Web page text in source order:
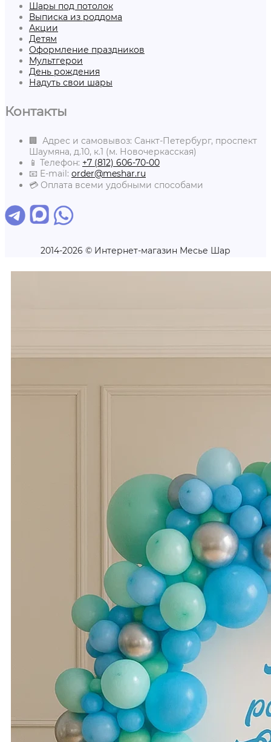
Шары под потолок
Выписка из роддома
Акции
Детям
Оформление праздников
Мультгерои
День рождения
Надуть свои шары
Контакты
🏢 Адрес и самовывоз: Санкт-Петербург, проспект
Шаумяна, д.10, к.1 (м. Новочеркасская)
📱 Телефон: +7 (812) 606-70-00
📧 E-mail: order@meshar.ru
💳 Оплата всеми удобными способами
2014-2026 © Интернет-магазин Месье Шар